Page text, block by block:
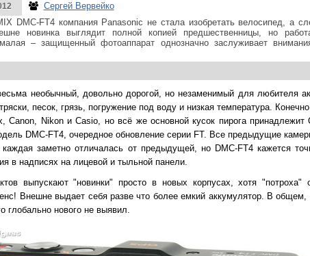
Сергей Вервейко
DMC-FT4 компания Panasonic не стала изобретать велосипед, а
новинка выглядит полной копией предшественницы, но
– защищенный фотоаппарат однозначно заслуживает
необычный, довольно дорогой, но незаменимый для любителя
песок, грязь, погружение под воду и низкая температура.
Canon, Nikon и Casio, но всё же основной кусок пирога
DMC-FT4, очередное обновление серии FT. Все предыдущие
заметно отличалась от предыдущей, но DMC-FT4 кажется
в надписях на лицевой и тыльной панели.
выпускают "новинки" просто в новых корпусах, хотя "потроха"
Внешне выдает себя разве что более емкий аккумулятор. В общем,
глобально нового не выявил.